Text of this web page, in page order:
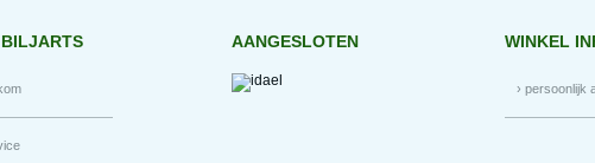
AANGESLOTEN WINKEL
› persoonlijk